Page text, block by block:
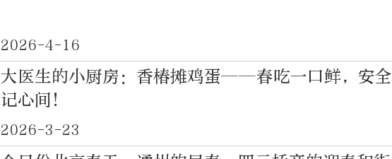
2026-4-16
大医生的小厨房：香椿摊鸡蛋——春吃一口鲜，安全
记心间！
2026-3-23